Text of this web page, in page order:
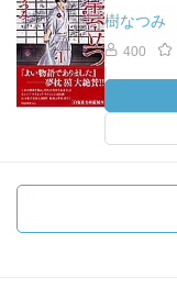
樹なつみ
400